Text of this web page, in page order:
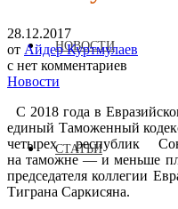
НОВОСТИ
СТАТЬИ
28.12.2017
от Айдер Куртмулаев
с нет комментариев
Новости
С 2018 года в
единый Таможенный
четырех республик
на таможне — и меньше
председателя коллегии
Тиграна Саркисяна.